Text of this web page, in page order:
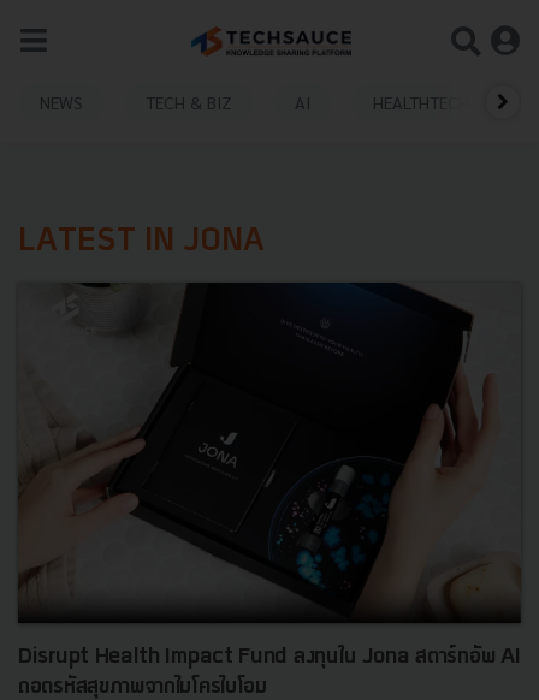
NEWS TECH & BIZ AI HEALTHTECH
LATEST IN JONA
Disrupt Health Impact Fund ลงทุนใน Jona สตาร์ทอัพ AI
ถอดรหัสสุขภาพจากไมโครไบโอม